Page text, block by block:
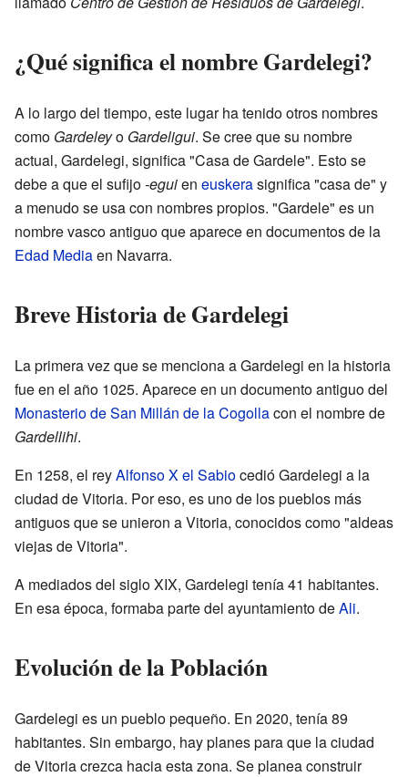
¿Qué significa el nombre Gardelegi?
A lo largo del tiempo, este lugar ha tenido otros nombres
como Gardeleyo Gardeligui. Se cree que su nombre
actual, Gardelegi, significa "Casa de Gardele". Esto se
debe a que el sufijo-eguien euskerasignifica "casa de" y
a menudo se usa con nombres propios. "Gardele" es un
nombre vasco antiguo que aparece en documentos de la
Edad Mediaen Navarra.
Breve Historia de Gardelegi
La primera vez que se menciona a Gardelegi en la historia
fue en el año 1025. Aparece en un documento antiguo del
Monasterio de San Millán de la Cogollacon el nombre de
Gardellihi.
En 1258, el reyAlfonso X el Sabiocedió Gardelegi a la
ciudad de Vitoria. Por eso, es uno de los pueblos más
antiguos que se unieron a Vitoria, conocidos como "aldeas
viejas de Vitoria".
A mediados del siglo XIX, Gardelegi tenía 41 habitantes.
En esa época, formaba parte del ayuntamiento deAli.
Evolución de la Población
Gardelegi es un pueblo pequeño. En 2020, tenía 89
habitantes. Sin embargo, hay planes para que la ciudad
de Vitoria crezca hacia esta zona. Se planea construir